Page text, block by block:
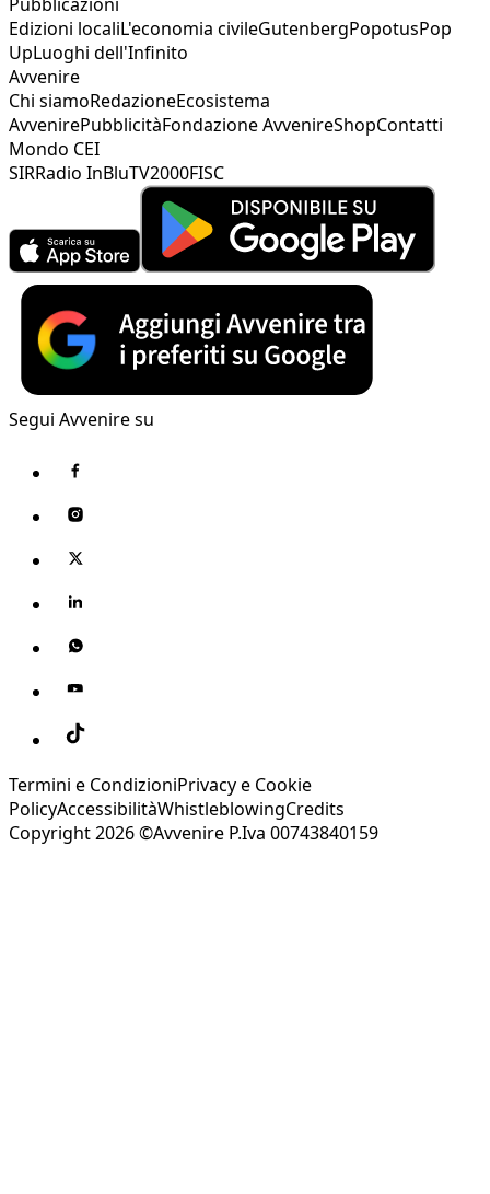
Edizioni localiL'economia civileGutenbergPopotusPop
UpLuoghi dell'Infinito
Avvenire
Chi siamoRedazioneEcosistema
AvvenirePubblicitàFondazione AvvenireShopContatti
Mondo CEI
SIRRadio InBluTV2000FISC
Segui Avvenire su
Termini e CondizioniPrivacy e Cookie
PolicyAccessibilitàWhistleblowingCredits
Copyright 2026 ©Avvenire P.Iva 00743840159